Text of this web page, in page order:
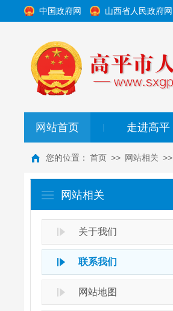
中国政府网 山西省人民政府网
网站首页 走进高平
您的位置： 首页 >> 网站相关 >>
网站相关
关于我们
联系我们
网站地图